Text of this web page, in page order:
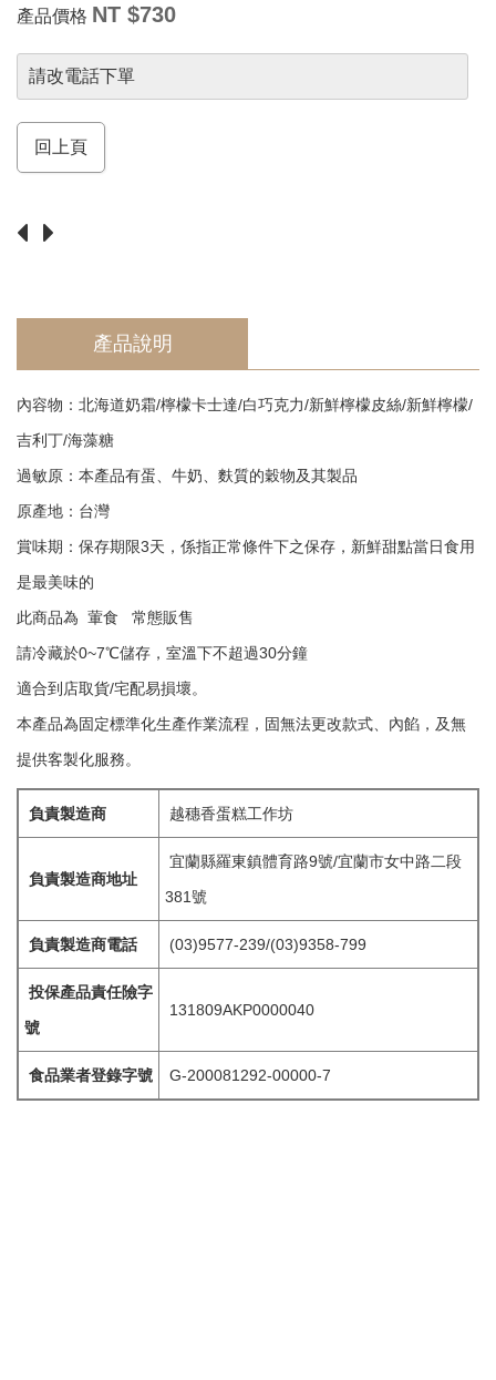
退
貨
須
產品價格 NT $730
請改電話下單
回上頁
產品說明
內容物：北海道奶霜/檸檬卡士達/白巧克力/新鮮檸檬皮絲/新鮮檸檬/
吉利丁/海藻糖
過敏原：本產品有蛋、牛奶、麩質的穀物及其製品
原產地：台灣
賞味期：保存期限3天，係指正常條件下之保存，新鮮甜點當日食用
是最美味的
此商品為 葷食 常態販售
請冷藏於0~7℃儲存，室溫下不超過30分鐘
適合到店取貨/宅配易損壞。
本產品為固定標準化生產作業流程，固無法更改款式、內餡，及無
提供客製化服務。
負責製造商 越穗香蛋糕工作坊
負責製造商地址
宜蘭縣羅東鎮體育路9號/宜蘭市女中路二段
381號
負責製造商電話 (03)9577-239/(03)9358-799
投保產品責任險字
號
131809AKP0000040
食品業者登錄字號 G-200081292-00000-7